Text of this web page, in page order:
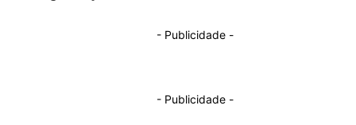
- Publicidade -
- Publicidade -